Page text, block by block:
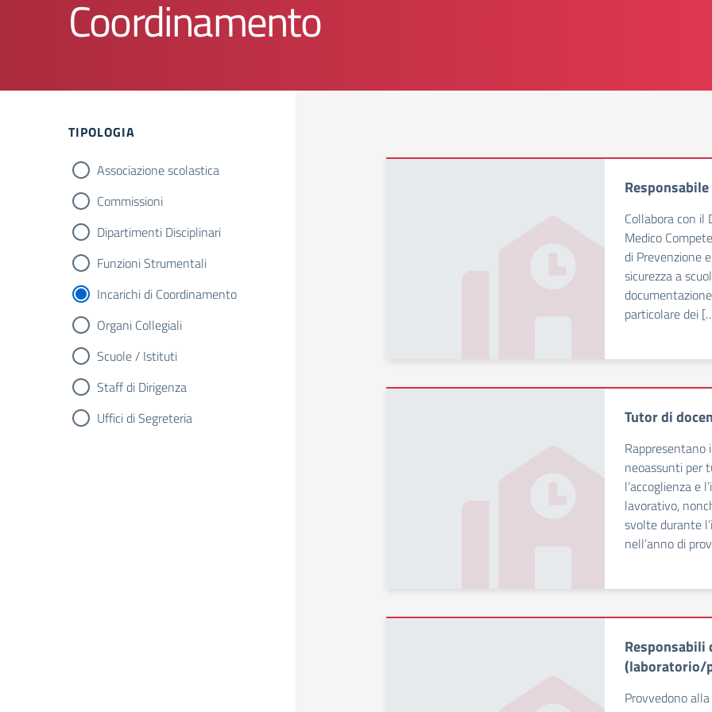
Coordinamento
TIPOLOGIA
Associazione scolastica
Commissioni
Dipartimenti Disciplinari
Funzioni Strumentali
Incarichi di Coordinamento
Organi Collegiali
Scuole / Istituti
Staff di Dirigenza
Uffici di Segreteria
Collabora con il
Medico
di Prevenzione
sicurezza a
particolare dei
Tutor di
Rappresentano
neoassunti per
l’accoglienza e
lavorativo,
svolte durante
nell’anno di
Responsabili
(laboratorio/
Provvedono